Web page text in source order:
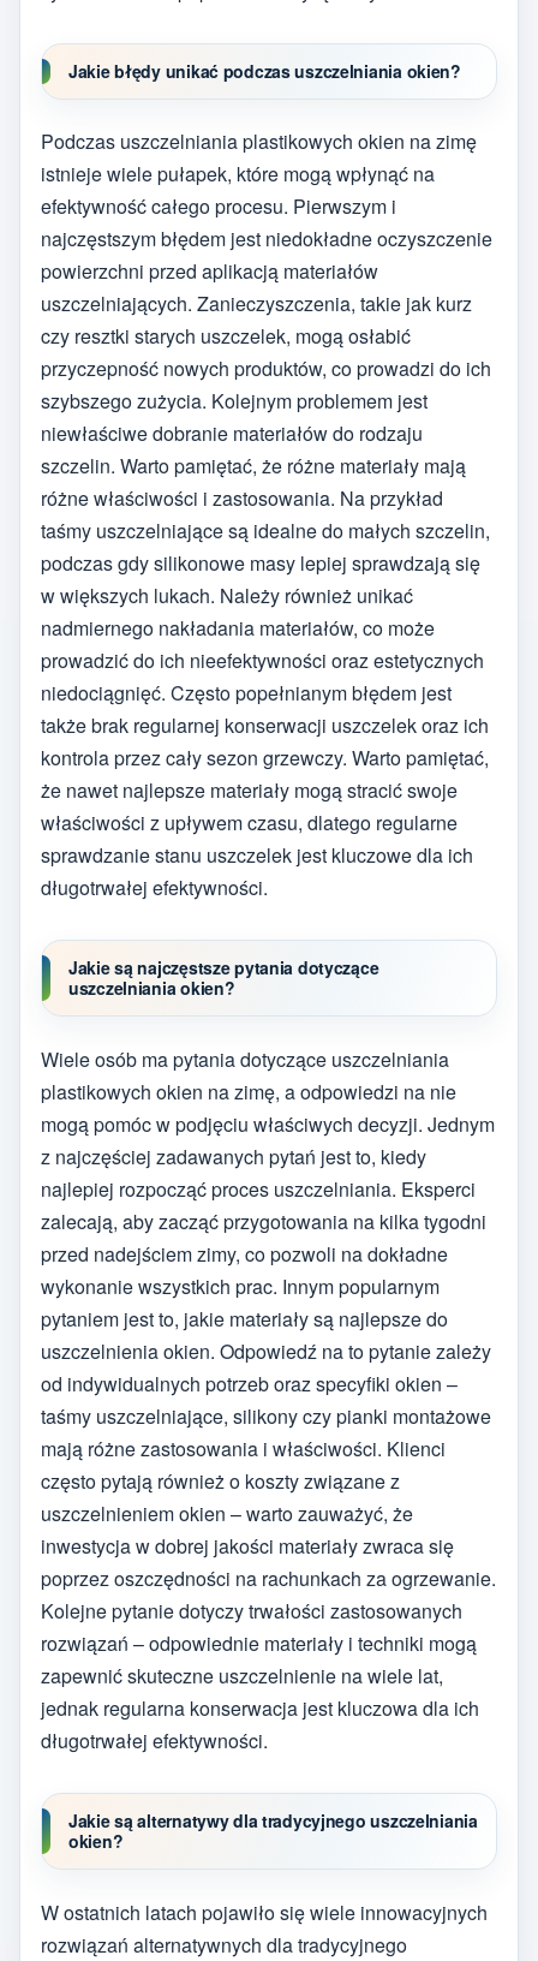
Jakie błędy unikać podczas uszczelniania okien?
Podczas uszczelniania plastikowych okien na zimę
istnieje wiele pułapek, które mogą wpłynąć na
efektywność całego procesu. Pierwszym i
najczęstszym błędem jest niedokładne oczyszczenie
powierzchni przed aplikacją materiałów
uszczelniających. Zanieczyszczenia, takie jak kurz
czy resztki starych uszczelek, mogą osłabić
przyczepność nowych produktów, co prowadzi do ich
szybszego zużycia. Kolejnym problemem jest
niewłaściwe dobranie materiałów do rodzaju
szczelin. Warto pamiętać, że różne materiały mają
różne właściwości i zastosowania. Na przykład
taśmy uszczelniające są idealne do małych szczelin,
podczas gdy silikonowe masy lepiej sprawdzają się
w większych lukach. Należy również unikać
nadmiernego nakładania materiałów, co może
prowadzić do ich nieefektywności oraz estetycznych
niedociągnięć. Często popełnianym błędem jest
także brak regularnej konserwacji uszczelek oraz ich
kontrola przez cały sezon grzewczy. Warto pamiętać,
że nawet najlepsze materiały mogą stracić swoje
właściwości z upływem czasu, dlatego regularne
sprawdzanie stanu uszczelek jest kluczowe dla ich
długotrwałej efektywności.
Jakie są najczęstsze pytania dotyczące
uszczelniania okien?
Wiele osób ma pytania dotyczące uszczelniania
plastikowych okien na zimę, a odpowiedzi na nie
mogą pomóc w podjęciu właściwych decyzji. Jednym
z najczęściej zadawanych pytań jest to, kiedy
najlepiej rozpocząć proces uszczelniania. Eksperci
zalecają, aby zacząć przygotowania na kilka tygodni
przed nadejściem zimy, co pozwoli na dokładne
wykonanie wszystkich prac. Innym popularnym
pytaniem jest to, jakie materiały są najlepsze do
uszczelnienia okien. Odpowiedź na to pytanie zależy
od indywidualnych potrzeb oraz specyfiki okien –
taśmy uszczelniające, silikony czy pianki montażowe
mają różne zastosowania i właściwości. Klienci
często pytają również o koszty związane z
uszczelnieniem okien – warto zauważyć, że
inwestycja w dobrej jakości materiały zwraca się
poprzez oszczędności na rachunkach za ogrzewanie.
Kolejne pytanie dotyczy trwałości zastosowanych
rozwiązań – odpowiednie materiały i techniki mogą
zapewnić skuteczne uszczelnienie na wiele lat,
jednak regularna konserwacja jest kluczowa dla ich
długotrwałej efektywności.
Jakie są alternatywy dla tradycyjnego uszczelniania
okien?
W ostatnich latach pojawiło się wiele innowacyjnych
rozwiązań alternatywnych dla tradycyjnego